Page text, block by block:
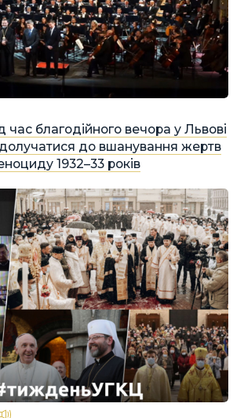
час благодійного вечора у Львові
долучатися до вшанування жертв
1932–33 років